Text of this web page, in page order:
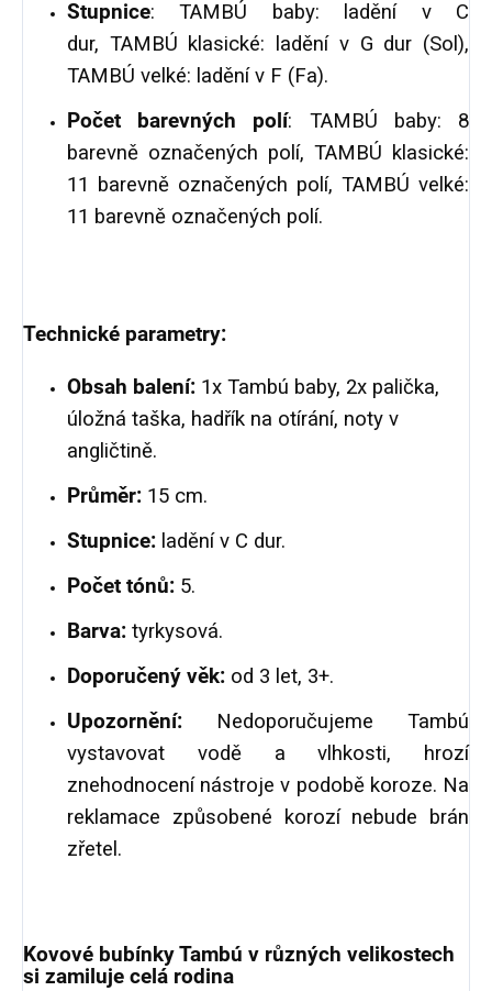
Stupnice: TAMBÚ baby: ladění v C
dur, TAMBÚ klasické: ladění v G dur (Sol),
TAMBÚ velké: ladění v F (Fa).
Počet barevných polí: TAMBÚ baby: 8
barevně označených polí, TAMBÚ klasické:
11 barevně označených polí, TAMBÚ velké:
11 barevně označených polí.
Technické parametry:
Obsah balení: 1x Tambú baby, 2x palička,
úložná taška, hadřík na otírání, noty v
angličtině.
Průměr: 15 cm.
Stupnice: ladění v C dur.
Počet tónů: 5.
Barva: tyrkysová.
Doporučený věk: od 3 let, 3+.
Upozornění: Nedoporučujeme Tambú
vystavovat vodě a vlhkosti, hrozí
znehodnocení nástroje v podobě koroze. Na
reklamace způsobené korozí nebude brán
zřetel.
Kovové bubínky Tambú v různých velikostech
si zamiluje celá rodina